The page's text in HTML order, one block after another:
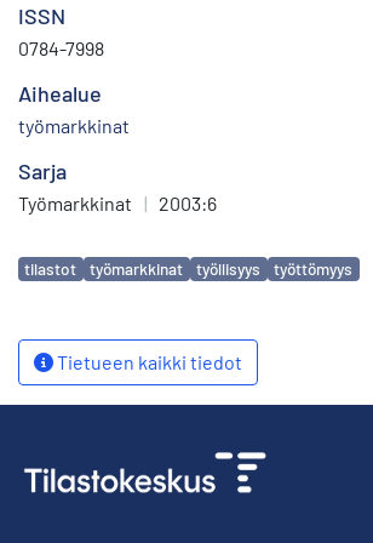
ISSN
0784-7998
Aihealue
työmarkkinat
Sarja
Työmarkkinat | 2003:6
Avainsanat
tilastot työmarkkinat työllisyys työttömyys
Tietueen kaikki tiedot